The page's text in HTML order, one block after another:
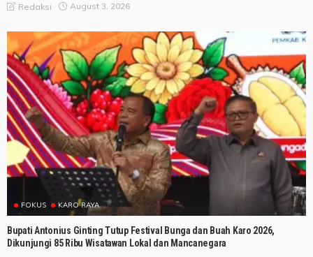
Redaksi August 3, 2026
FOKUS KARO RAYA
Bupati Antonius Ginting Tutup Festival Bunga dan Buah Karo 2026,
Dikunjungi 85 Ribu Wisatawan Lokal dan Mancanegara